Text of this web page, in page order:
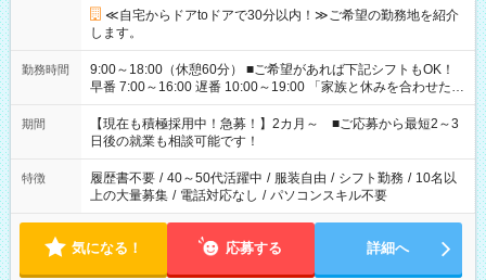
/
…
≪自宅からドアtoドアで30分以内！≫ご希望の勤務地を紹介
します。
勤務時間
9:00～18:00（休憩60分） ■ご希望があれば下記シフトもOK！
早番 7:00～16:00 遅番 10:00～19:00 「家族と休みを合わせた
い」 「余裕を持って夕飯の準備がしたい」 「できれば残業はし
たくない」 など、ご希望を教えてくださいね。 ※Wワーク希望
の方へ 今ご覧のお仕事で希望する勤務時間と、もう1つのお仕事
の勤務時間。 合計で週40時間を超える場合は応募できません。
期間
【現在も積極採用中！急募！】2カ月～ ■ご応募から最短2～3
日後の就業も相談可能です！
特徴 履歴書不要 / 40～50代活躍中 / 服装自由 / シフト勤務 / 10名以
上の大量募集 / 電話対応なし / パソコンスキル不要
気になる！ 応募する 詳細へ